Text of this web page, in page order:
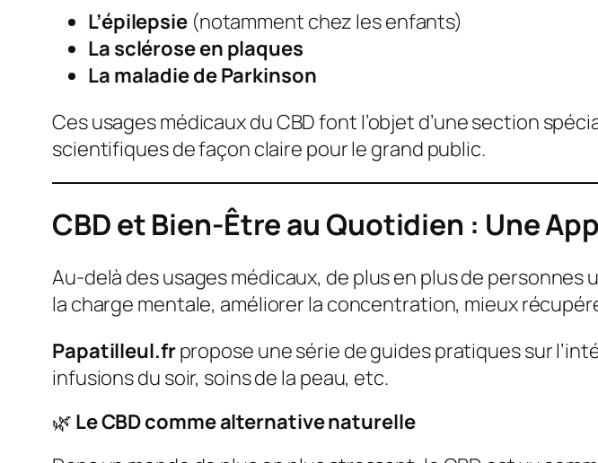
L’épilepsie(notamment chez les enfants)
La sclérose en plaques
La maladie de Parkinson
Ces usages médicaux du CBD font l’objet d’une section
scientifiques de façon claire pour le grand public.
CBD et Bien-Être au Quotidien : Une
Au-delà des usages médicaux, de plus en plus de personnes
la charge mentale, améliorer la concentration, mieux
Papatilleul.frpropose une série de guides pratiques sur
infusions du soir, soins de la peau, etc.
🌿 Le CBD comme alternative naturelle